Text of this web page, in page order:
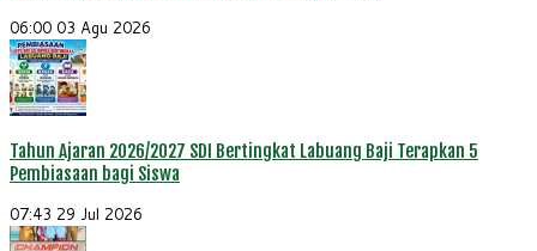
06:00 03 Agu 2026
Tahun Ajaran 2026/2027 SDI Bertingkat Labuang Baji Terapkan 5
Pembiasaan bagi Siswa
07:43 29 Jul 2026